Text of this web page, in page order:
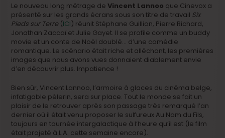
Le nouveau long métrage deVincent Lannoo que Cinevox a
présenté sur les grands écrans sous son titre de travail Six
Pieds sur Terre (ICI) réunit Stéphane Guillion, Pierre Richard,
Jonathan Zaccaï et Julie Gayet. Il se profile comme un buddy
movie et un conte de Noël doublé… d’une comédie
romantique. Le scénario était riche et alléchant, les premières
images que nous avons vues donnaient diablement envie
d’en découvrir plus. Impatience !
Bien sûr, Vincent Lannoo, l’armoire à glaces du cinéma belge,
infatigable pèlerin, sera sur place. Tout le monde se fait un
plaisir de le retrouver après son passage très remarqué l’an
dernier où il était venu proposer le sulfureux Au Nom du Fils,
toujours en tournée intergalactique à l’heure qu’il est (le film
était projeté à L.A. cette semaine encore).